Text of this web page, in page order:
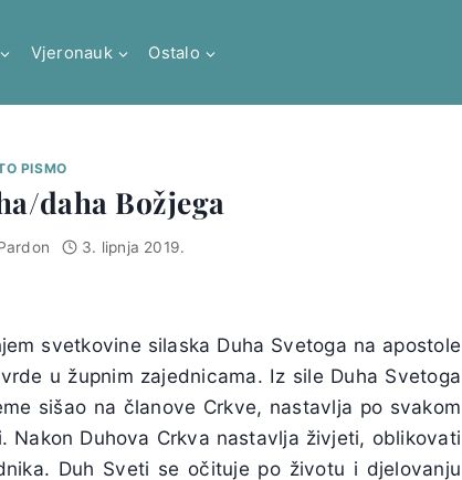
Vjeronauk Ostalo
PISMO
daha Božjega
3. lipnja 2019.
svetkovine silaska Duha Svetoga na apostole
u župnim zajednicama. Iz sile Duha Svetoga
sišao na članove Crkve, nastavlja po svakom
Duhova Crkva nastavlja živjeti, oblikovati
Duh Sveti se očituje po životu i djelovanju